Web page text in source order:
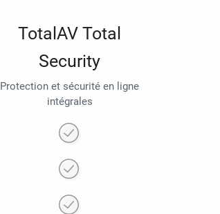
TotalAV Total
Security
Protection et sécurité en ligne
intégrales